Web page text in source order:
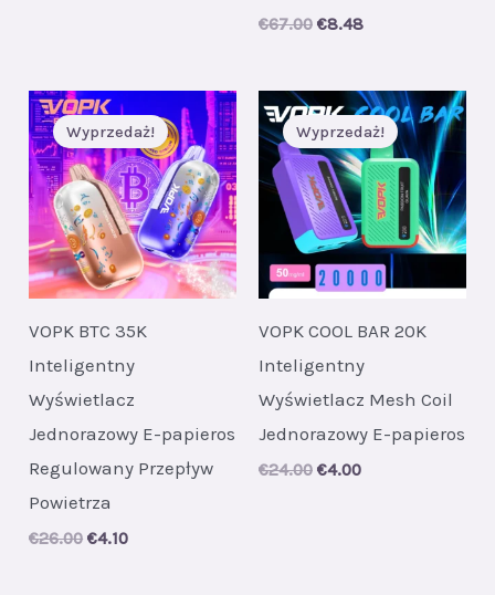
€67.00 Original
€67.00.
€8.48Current
€8.48.
Wyprzedaż!
VOPK BTC 35K
Inteligentny
Wyświetlacz
Jednorazowy E-papieros
Regulowany Przepływ
Powietrza
€26.00 Original
€4.10Current
Wyprzedaż!
VOPK COOL BAR 20K
Inteligentny
Wyświetlacz Mesh Coil
Jednorazowy E-papieros
€24.00 Original
€4.00Current